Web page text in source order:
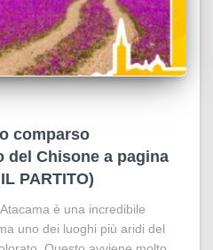
comparso
del Chisone a pagina
PARTITO)
è una incredibile
uno dei luoghi più aridi del